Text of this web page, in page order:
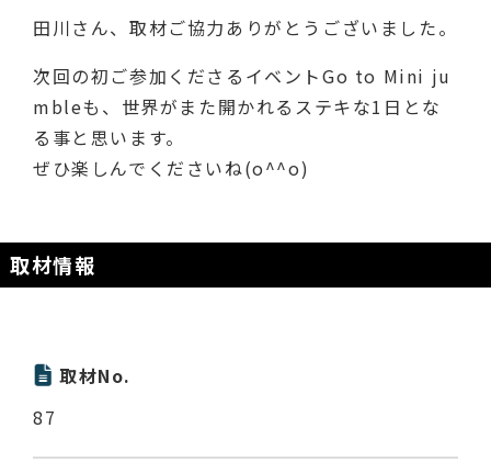
田川さん、取材ご協力ありがとうございました。
次回の初ご参加くださるイベントGo to Mini ju
mbleも、世界がまた開かれるステキな1日とな
る事と思います。
ぜひ楽しんでくださいね(o^^o)
取材情報
取材No.
87